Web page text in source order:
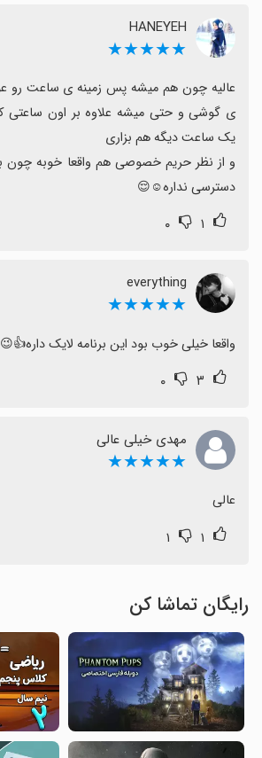
HANEYEH
★★★★★
دسترسی نداره☺️😌
۱ ۰
everything
★★★★★
واقعا خیلی خوب بود این برنامه لایک داره👍😉
۳ ۰
مهدی خیلی عالی
★★★★★
عالی
۱ ۱
رایگان تماشا کن